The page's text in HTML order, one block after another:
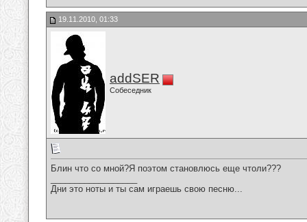
19.11.2010, 01:33
addSER
Собеседник
Блин что со мной?Я поэтом становлюсь еще чтоли???
Дни это ноты и ты сам играешь свою песню...